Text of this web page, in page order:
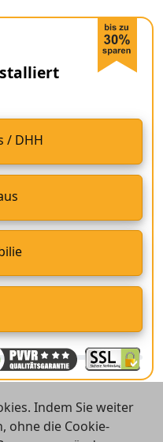
/ DHH
Indem Sie weiter
ohne die Cookie-